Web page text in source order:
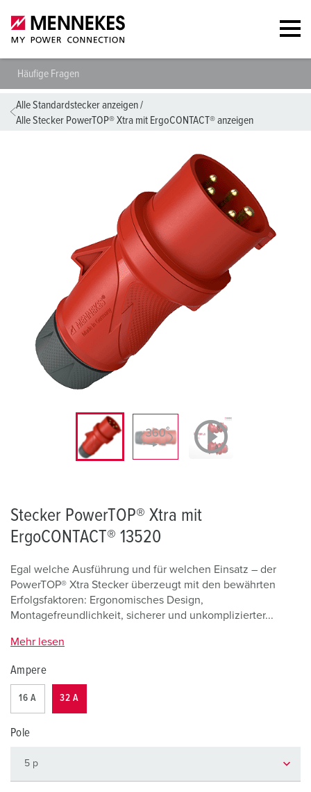
Häufige Fragen
Alle Standardstecker anzeigen/
Alle Stecker PowerTOP® Xtra mit ErgoCONTACT® anzeigen
Stecker PowerTOP® Xtra mit
ErgoCONTACT® 13520
Egal welche Ausführung und für welchen Einsatz – der
PowerTOP® Xtra Stecker überzeugt mit den bewährten
Erfolgsfaktoren: Ergonomisches Design,
Montagefreundlichkeit, sicherer und unkomplizierter...
Mehr lesen
Ampere
16 A 32 A
Pole